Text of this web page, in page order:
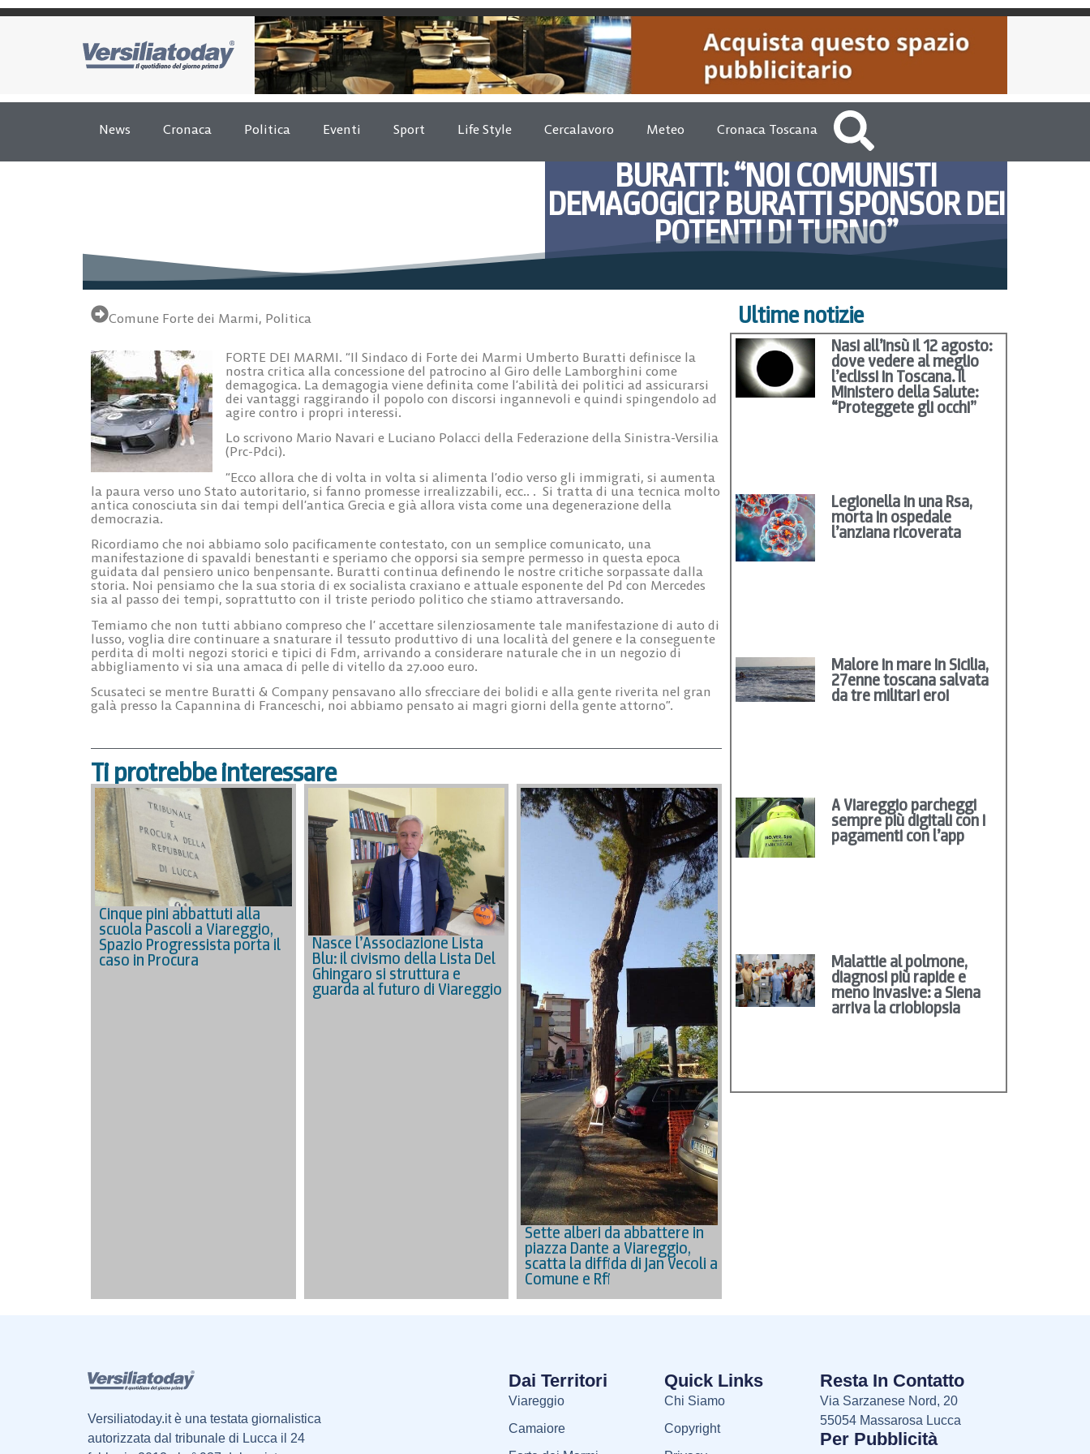
News Cronaca Politica Eventi Sport Life Style Cercalavoro Meteo Cronaca Toscana
BURATTI: “NOI COMUNISTI
DEMAGOGICI? BURATTI SPONSOR DEI
POTENTI DI TURNO”
Comune Forte dei Marmi, Politica
FORTE DEI MARMI. “Il Sindaco di Forte dei Marmi Umberto Buratti definisce la
nostra critica alla concessione del patrocino al Giro delle Lamborghini come
demagogica. La demagogia viene definita come l’abilità dei politici ad assicurarsi
dei vantaggi raggirando il popolo con discorsi ingannevoli e quindi spingendolo ad
agire contro i propri interessi.
Lo scrivono Mario Navari e Luciano Polacci della Federazione della Sinistra-Versilia
(Prc-Pdci).
“Ecco allora che di volta in volta si alimenta l’odio verso gli immigrati, si aumenta
la paura verso uno Stato autoritario, si fanno promesse irrealizzabili, ecc.. . Si tratta di una tecnica molto
antica conosciuta sin dai tempi dell’antica Grecia e già allora vista come una degenerazione della
democrazia.
Ricordiamo che noi abbiamo solo pacificamente contestato, con un semplice comunicato, una
manifestazione di spavaldi benestanti e speriamo che opporsi sia sempre permesso in questa epoca
guidata dal pensiero unico benpensante. Buratti continua definendo le nostre critiche sorpassate dalla
storia. Noi pensiamo che la sua storia di ex socialista craxiano e attuale esponente del Pd con Mercedes
sia al passo dei tempi, soprattutto con il triste periodo politico che stiamo attraversando.
Temiamo che non tutti abbiano compreso che l’ accettare silenziosamente tale manifestazione di auto di
lusso, voglia dire continuare a snaturare il tessuto produttivo di una località del genere e la conseguente
perdita di molti negozi storici e tipici di Fdm, arrivando a considerare naturale che in un negozio di
abbigliamento vi sia una amaca di pelle di vitello da 27.000 euro.
Scusateci se mentre Buratti & Company pensavano allo sfrecciare dei bolidi e alla gente riverita nel gran
galà presso la Capannina di Franceschi, noi abbiamo pensato ai magri giorni della gente attorno”.
Ti protrebbe interessare
Cinque pini abbattuti alla
scuola Pascoli a Viareggio,
Spazio Progressista porta il
caso in Procura
Nasce l’Associazione Lista
Blu: il civismo della Lista Del
Ghingaro si struttura e
guarda al futuro di Viareggio
Sette alberi da abbattere in
piazza Dante a Viareggio,
scatta la diffida di Jan Vecoli a
Comune e Rfi
Ultime notizie
Nasi all’insù il 12 agosto:
dove vedere al meglio
l’eclissi in Toscana. Il
Ministero della Salute:
“Proteggete gli occhi”
Legionella in una Rsa,
morta in ospedale
l’anziana ricoverata
Malore in mare in Sicilia,
27enne toscana salvata
da tre militari eroi
A Viareggio parcheggi
sempre più digitali con i
pagamenti con l’app
Malattie al polmone,
diagnosi più rapide e
meno invasive: a Siena
arriva la criobiopsia
Versiliatoday.it è una testata giornalistica
autorizzata dal tribunale di Lucca il 24
Dai Territori
Viareggio
Camaiore
Quick Links
Chi Siamo
Copyright
Resta In Contatto
Via Sarzanese Nord, 20
55054 Massarosa Lucca
Per Pubblicità